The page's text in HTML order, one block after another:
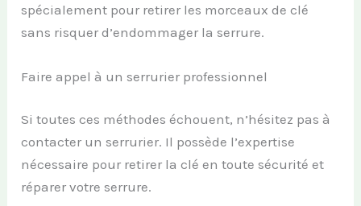
spécialement pour retirer les morceaux de clé
sans risquer d’endommager la serrure.
Faire appel à un serrurier professionnel
Si toutes ces méthodes échouent, n’hésitez pas à
contacter un serrurier. Il possède l’expertise
nécessaire pour retirer la clé en toute sécurité et
réparer votre serrure.